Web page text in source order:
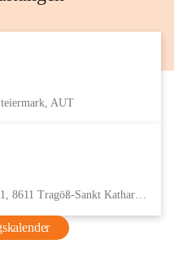
AUT
Sankt Katharein an der Laming 11, 8611 Tragöß-Sankt Katharein, AUT